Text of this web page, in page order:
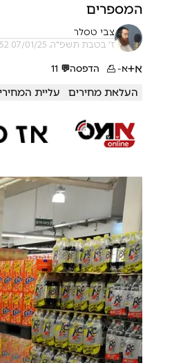
המספרים
צבי טסלר
ז' בטבת תשפ"ה, 07/01/25 18:52
א+א- הדפסה💬
11
העלאת מחירים עליית